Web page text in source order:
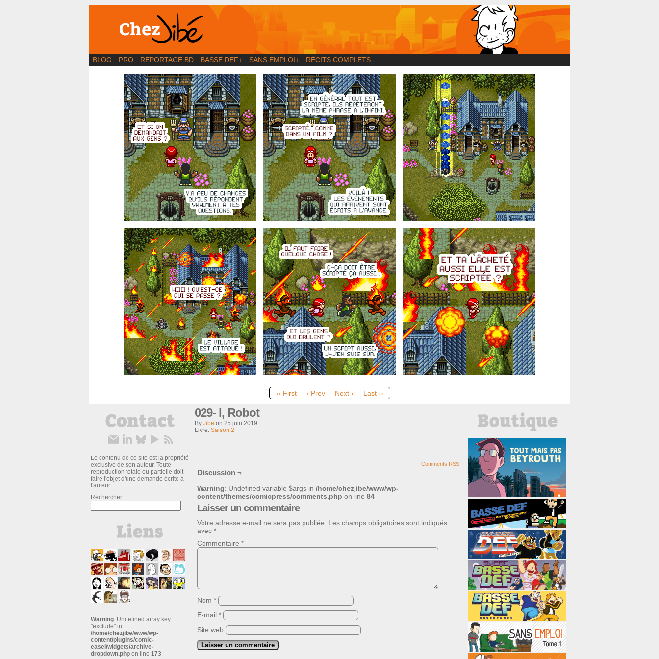
BD | Illustration | Blog
BLOG PRO REPORTAGE BD BASSE DEF ↓ SANS EMPLOI ↓ RÉCITS COMPLETS ↓
‹‹ First ‹ Prev Next › Last ››
Le contenu de ce site est la propriété
exclusive de son auteur. Toute
reproduction totale ou partielle doit
faire l'objet d'une demande écrite à
l'auteur.
Rechercher
Warning: Undefined array key
"exclude" in
/home/chezjibe/www/wp-
content/plugins/comic-
easel/widgets/archive-
dropdown.php on line 173
029- I, Robot
By Jibe on 25 juin 2019
Livre: Saison 2
Comments RSS
Discussion ¬
Warning: Undefined variable $args in /home/chezjibe/www/wp-
content/themes/comicpress/comments.php on line 84
Laisser un commentaire
Votre adresse e-mail ne sera pas publiée.
Les champs obligatoires sont indiqués
avec *
Commentaire *
Nom *
E-mail *
Site web